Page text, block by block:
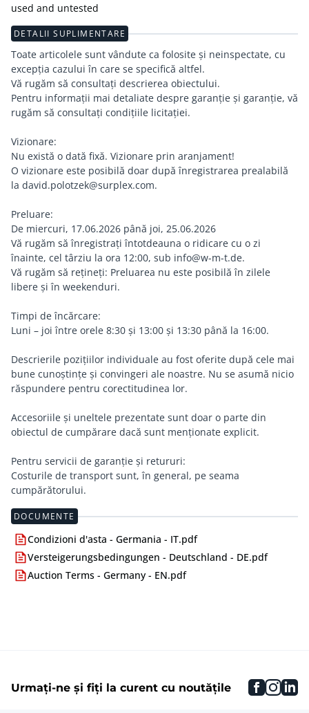
used and untested
DETALII SUPLIMENTARE
Toate articolele sunt vândute ca folosite și neinspectate, cu
excepția cazului în care se specifică altfel.
Vă rugăm să consultați descrierea obiectului.
Pentru informații mai detaliate despre garanție și garanție, vă
rugăm să consultați condițiile licitației.
Vizionare:
Nu există o dată fixă. Vizionare prin aranjament!
O vizionare este posibilă doar după înregistrarea prealabilă
la david.polotzek@surplex.com.
Preluare:
De miercuri, 17.06.2026 până joi, 25.06.2026
Vă rugăm să înregistrați întotdeauna o ridicare cu o zi
înainte, cel târziu la ora 12:00, sub info@w-m-t.de.
Vă rugăm să rețineți: Preluarea nu este posibilă în zilele
libere și în weekenduri.
Timpi de încărcare:
Luni – joi între orele 8:30 și 13:00 și 13:30 până la 16:00.
Descrierile pozițiilor individuale au fost oferite după cele mai
bune cunoștințe și convingeri ale noastre. Nu se asumă nicio
răspundere pentru corectitudinea lor.
Accesoriile și uneltele prezentate sunt doar o parte din
obiectul de cumpărare dacă sunt menționate explicit.
Pentru servicii de garanție și retururi:
Costurile de transport sunt, în general, pe seama
cumpărătorului.
DOCUMENTE
Condizioni d'asta - Germania - IT.pdf
Versteigerungsbedingungen - Deutschland - DE.pdf
Auction Terms - Germany - EN.pdf
Urmați-ne și fiți la curent cu noutățile